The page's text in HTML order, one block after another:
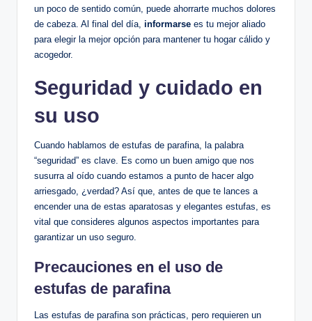
un poco de sentido común, puede ahorrarte muchos dolores
de cabeza. Al final del día, informarse es⁢ tu mejor‌ aliado
para ‌elegir la mejor opción ‍para mantener tu hogar cálido y
acogedor.
Seguridad y cuidado en
su uso
Cuando hablamos de estufas de‌ parafina, la‍ palabra
“seguridad” es⁢ clave. Es como un buen amigo que nos
⁣susurra al oído cuando⁤ estamos a punto de hacer algo
arriesgado, ¿verdad? Así ⁢que, antes de que te lances a
encender⁢ una de estas aparatosas y elegantes ⁢estufas, es
vital que consideres algunos aspectos importantes para‍
garantizar un uso seguro.
Precauciones ‍en ⁣el uso de
estufas de⁢ parafina
Las estufas de parafina son prácticas, pero ⁣requieren un